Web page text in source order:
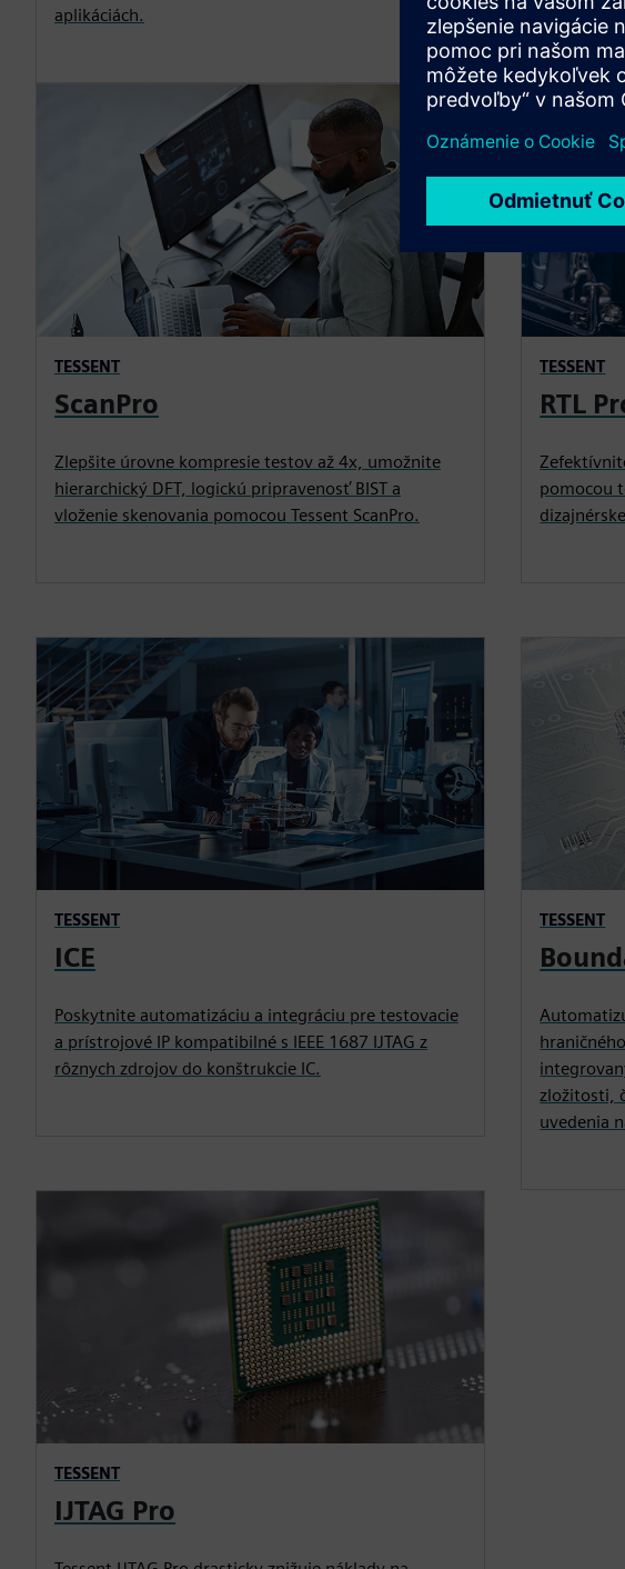
aplikáciách.
TESSENT
ScanPro
Zlepšite úrovne kompresie testov až 4x, umožnite
hierarchický DFT, logickú pripravenosť BIST a
vloženie skenovania pomocou Tessent ScanPro.
TESSENT
RTL
pomocou
TESSENT
ICE
Poskytnite automatizáciu a integráciu pre testovacie
a prístrojové IP kompatibilné s IEEE 1687 IJTAG z
rôznych zdrojov do konštrukcie IC.
TESSENT
zložitosti,
uvedenia
TESSENT
IJTAG Pro